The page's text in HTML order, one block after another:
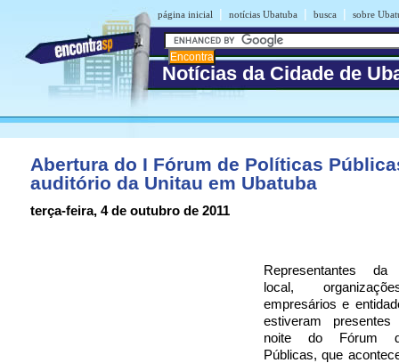
página inicial | notícias Ubatuba | busca | sobre
Notícias da Cidade de
Abertura do I Fórum de Políticas
auditório da Unitau em Ubatuba
terça-feira, 4 de outubro de 2011
Representantes da
local,
empresários e
estiveram
noite do Fórum
Públicas, que